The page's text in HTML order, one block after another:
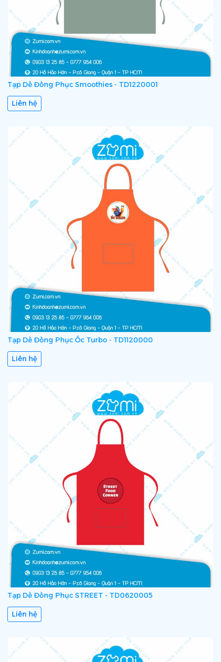
Tạp Dề Đồng Phục Smoothies - TD1220001
Liên hệ
Tạp Dề Đồng Phục Ốc Turbo - TD1120000
Liên hệ
Tạp Dề Đồng Phục STREET - TD0620005
Liên hệ